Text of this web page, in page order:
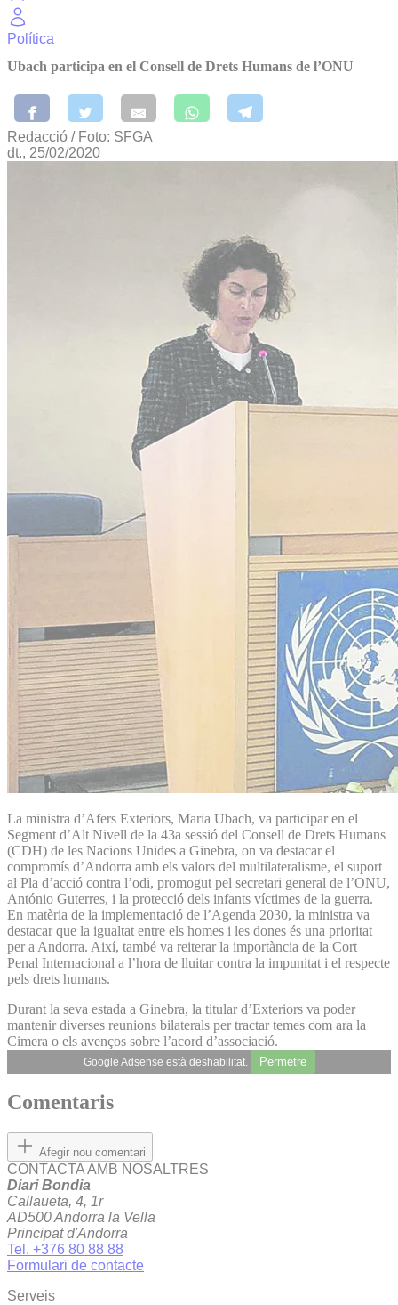
Política
Ubach participa en el Consell de Drets Humans de l’ONU
Redacció / Foto: SFGA
dt., 25/02/2020
La ministra d’Afers Exteriors, Maria Ubach, va participar en el
Segment d’Alt Nivell de la 43a sessió del Consell de Drets Humans
(CDH) de les Nacions Unides a Ginebra, on va destacar el
compromís d’Andorra amb els valors del multilateralisme, el suport
al Pla d’acció contra l’odi, promogut pel secretari general de l’ONU,
António Guterres, i la protecció dels infants víctimes de la guerra.
En matèria de la implementació de l’Agenda 2030, la ministra va
destacar que la igualtat entre els homes i les dones és una prioritat
per a Andorra. Així, també va reiterar la importància de la Cort
Penal Internacional a l’hora de lluitar contra la impunitat i el respecte
pels drets humans.
Durant la seva estada a Ginebra, la titular d’Exteriors va poder
mantenir diverses reunions bilaterals per tractar temes com ara la
Cimera o els avenços sobre l’acord d’associació.
Google Adsense està deshabilitat. Permetre
Comentaris
Afegir nou comentari
CONTACTA AMB NOSALTRES
Diari Bondia
Callaueta, 4, 1r
AD500 Andorra la Vella
Principat d'Andorra
Tel. +376 80 88 88
Formulari de contacte
Serveis